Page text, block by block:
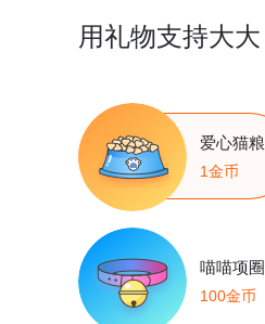
用礼物支持大大
爱心猫粮
1金币
喵喵项圈
100金币